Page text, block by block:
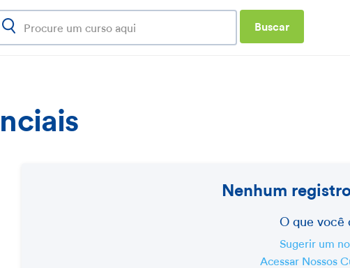
Buscar
Nenhum
O que você
Sugerir um
Acessar Nossos